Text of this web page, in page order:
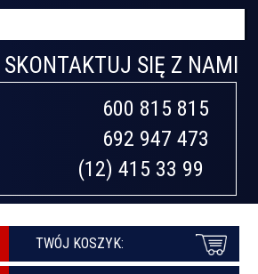
SKONTAKTUJ SIĘ Z NAMI
600 815 815
692 947 473
(12) 415 33 99
TWÓJ KOSZYK: